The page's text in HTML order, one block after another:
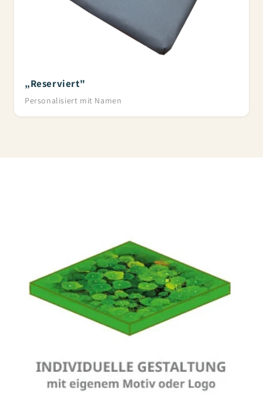
„Reserviert"
Personalisiert mit Namen